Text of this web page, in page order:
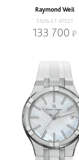
Raymond Weil
5626-ST-97021
133 700